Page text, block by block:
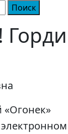
«Огонек»